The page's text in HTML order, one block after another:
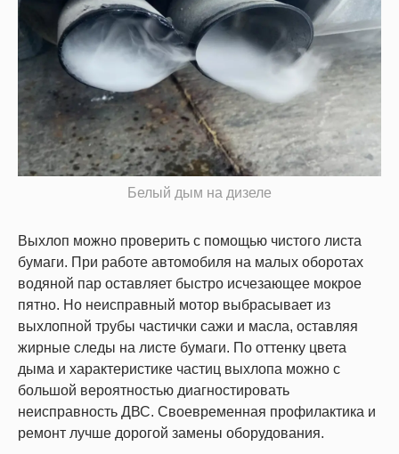
Белый дым на дизеле
Выхлоп можно проверить с помощью чистого листа
бумаги. При работе автомобиля на малых оборотах
водяной пар оставляет быстро исчезающее мокрое
пятно. Но неисправный мотор выбрасывает из
выхлопной трубы частички сажи и масла, оставляя
жирные следы на листе бумаги. По оттенку цвета
дыма и характеристике частиц выхлопа можно с
большой вероятностью диагностировать
неисправность ДВС. Своевременная профилактика и
ремонт лучше дорогой замены оборудования.